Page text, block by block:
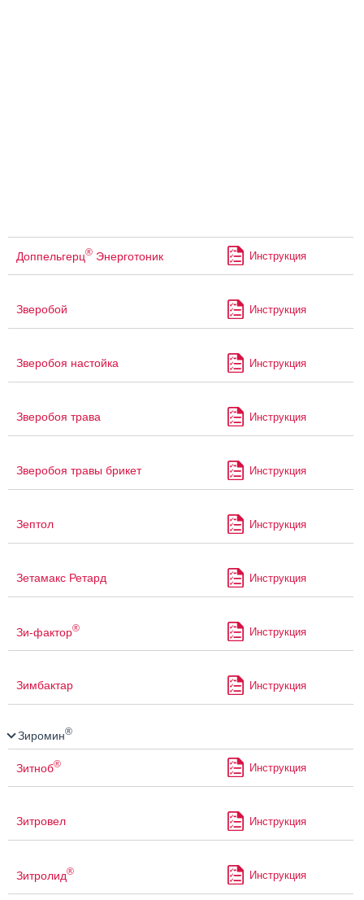
Доппельгерц® Энерготоник Инструкция
Зверобой Инструкция
Зверобоя настойка Инструкция
Зверобоя трава Инструкция
Зверобоя травы брикет Инструкция
Зептол Инструкция
Зетамакс Ретард Инструкция
Зи-фактор® Инструкция
Зимбактар Инструкция
Зиромин®
Зитноб® Инструкция
Зитровел Инструкция
Зитролид® Инструкция